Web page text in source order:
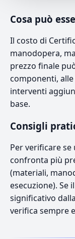
Cosa può
Il costo di
manodopera,
prezzo finale
componenti,
interventi
base.
Consigli
Per verificare
confronta più
(materiali,
esecuzione). Se
significativo
verifica sempre